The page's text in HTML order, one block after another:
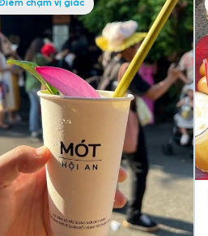
chạm vị giác
lầu Thanh Điểm
Thái Phiên, Phường Minh An, Hội An.
bạn muốn tìm một hương vị cao lầu
bản, mộc mạc đúng chất phố...